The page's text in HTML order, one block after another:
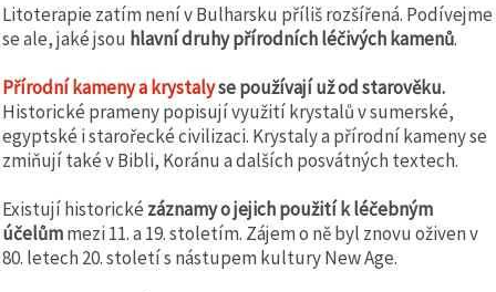
Litoterapie zatím není v Bulharsku příliš rozšířená. Podívejme
se ale, jaké jsou hlavní druhy přírodních léčivých kamenů.
Přírodní kameny a krystalyse používají už od starověku.
Historické prameny popisují využití krystalů v sumerské,
egyptské i starořecké civilizaci. Krystaly a přírodní kameny se
zmiňují také v Bibli, Koránu a dalších posvátných textech.
Existují historické záznamy o jejich použití k léčebným
účelůmmezi 11. a 19. stoletím. Zájem o ně byl znovu oživen v
80. letech 20. století s nástupem kultury New Age.